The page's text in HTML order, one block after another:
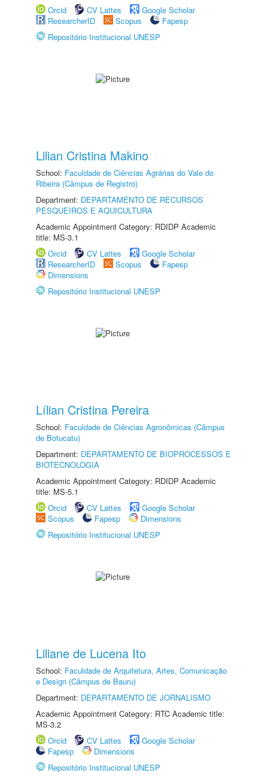
Orcid
CV Lattes
Google Scholar
ResearcherID
Scopus
Fapesp
Repositório Institucional UNESP
Lilian Cristina Makino
School: Faculdade de Ciências Agrárias do Vale do
Ribeira (Câmpus de Registro)
Department: DEPARTAMENTO DE RECURSOS
PESQUEIROS E AQUICULTURA
Academic Appointment Category: RDIDP Academic
title: MS-3.1
Orcid
CV Lattes
Google Scholar
ResearcherID
Scopus
Fapesp
Dimensions
Repositório Institucional UNESP
Lílian Cristina Pereira
School: Faculdade de Ciências Agronômicas (Câmpus
de Botucatu)
Department: DEPARTAMENTO DE BIOPROCESSOS E
BIOTECNOLOGIA
Academic Appointment Category: RDIDP Academic
title: MS-5.1
Orcid
CV Lattes
Google Scholar
Scopus
Fapesp
Dimensions
Repositório Institucional UNESP
Liliane de Lucena Ito
School: Faculdade de Arquitetura, Artes, Comunicação
e Design (Câmpus de Bauru)
Department: DEPARTAMENTO DE JORNALISMO
Academic Appointment Category: RTC Academic title:
MS-3.2
Orcid
CV Lattes
Google Scholar
Fapesp
Dimensions
Repositório Institucional UNESP